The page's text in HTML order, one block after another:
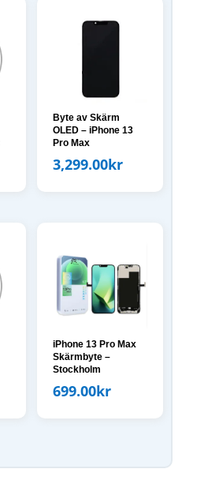
Byte av Skärm
OLED – iPhone 13
Pro Max
3,299.00kr
iPhone 13 Pro Max
Skärmbyte –
Stockholm
699.00kr